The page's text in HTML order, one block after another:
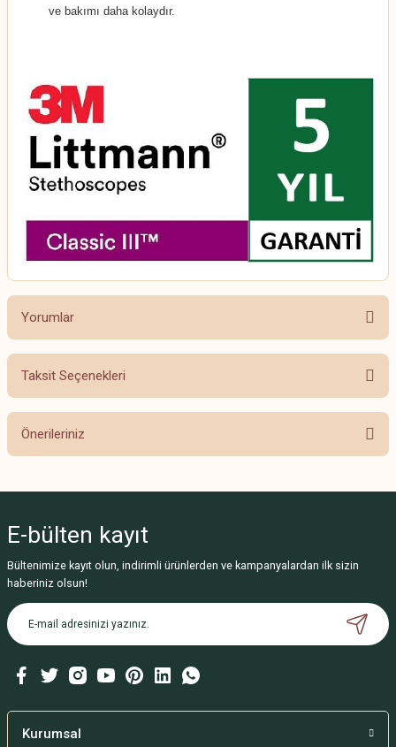
ve bakımı daha kolaydır.
Yorumlar
Bu ürüne ilk yorumu siz yapın!
Taksit Seçenekleri
Önerileriniz
Görüş ve önerileriniz için teşekkür ederiz.
Ürün resmi kalitesiz, bozuk veya görüntülenemiyor.
Ürün açıklamasında eksik bilgiler bulunuyor.
Ürün bilgilerinde hatalar bulunuyor.
Bu ürüne benzer farklı alternatifler olmalı.
E-bülten kayıt
Bültenimize kayıt olun, indirimli ürünlerden ve kampanyalardan ilk sizin
haberiniz olsun!
Kurumsal